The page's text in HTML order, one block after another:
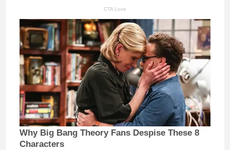
CTA Love
Why Big Bang Theory Fans Despise These 8
Characters